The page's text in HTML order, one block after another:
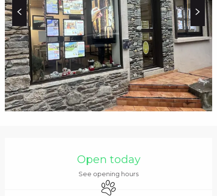
i
p
a
l
Open today
See opening hours
Animals accepted